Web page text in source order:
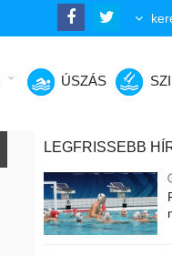
ÚSZÁS
LEGFRISSEBB